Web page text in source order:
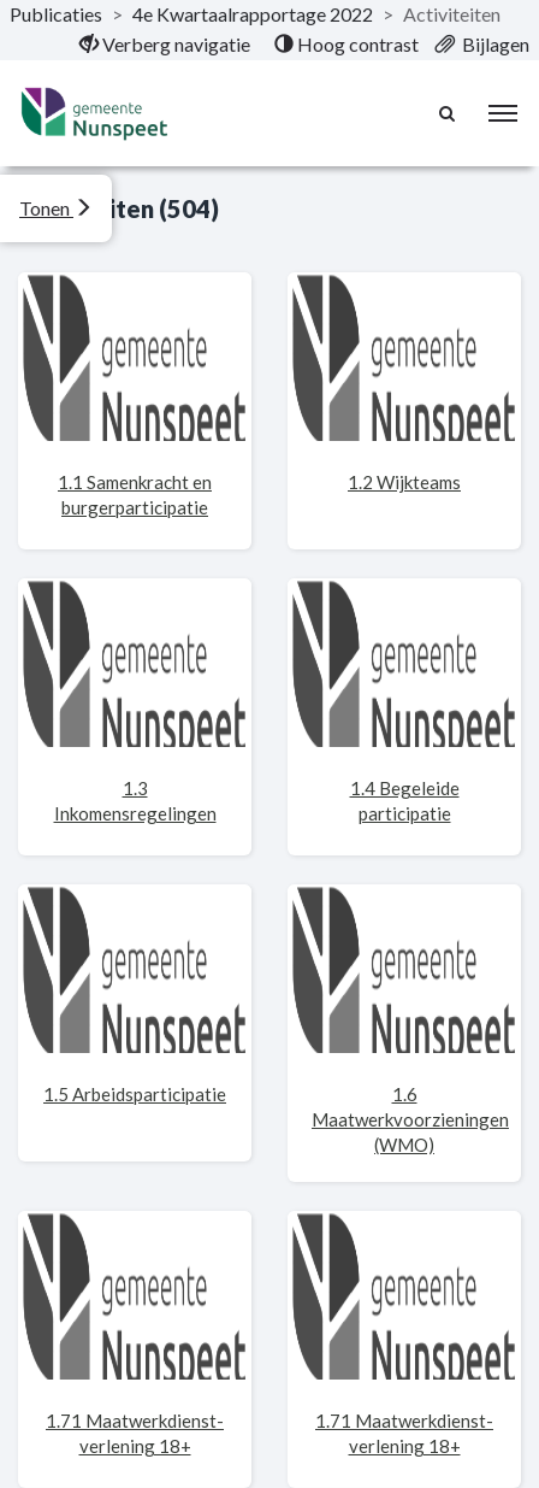
Naar hoofdinhoud
Publicaties > 4e Kwartaalrapportage 2022 > Activiteiten
Verberg navigatie
Hoog contrast Bijlagen
Tonen
Activiteiten (504)
1.1 Samenkracht en
burgerparticipatie
1.2 Wijkteams
1.3
Inkomensregelingen
1.4 Begeleide
participatie
1.5 Arbeidsparticipatie
1.6
Maatwerkvoorzieningen
(WMO)
1.71 Maatwerkdienst-
verlening 18+
1.71 Maatwerkdienst-
verlening 18+